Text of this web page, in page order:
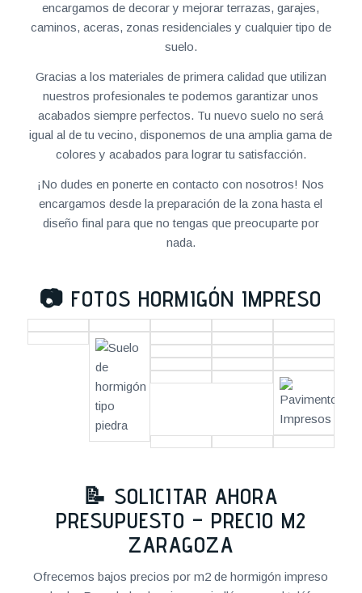
encargamos de decorar y mejorar terrazas, garajes,
caminos, aceras, zonas residenciales y cualquier tipo de
suelo.
Gracias a los materiales de primera calidad que utilizan
nuestros profesionales te podemos garantizar unos
acabados siempre perfectos. Tu nuevo suelo no será
igual al de tu vecino, disponemos de una amplia gama de
colores y acabados para lograr tu satisfacción.
¡No dudes en ponerte en contacto con nosotros! Nos
encargamos desde la preparación de la zona hasta el
diseño final para que no tengas que preocuparte por
nada.
📷 FOTOS HORMIGÓN IMPRESO
📝 SOLICITAR AHORA
PRESUPUESTO – PRECIO M2
ZARAGOZA
Ofrecemos bajos precios por m2 de hormigón impreso